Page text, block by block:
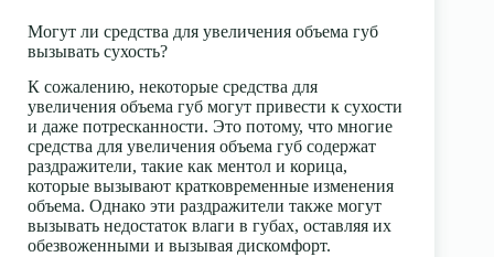
Могут ли средства для увеличения объема губ
вызывать сухость?
К сожалению, некоторые средства для
увеличения объема губ могут привести к сухости
и даже потресканности. Это потому, что многие
средства для увеличения объема губ содержат
раздражители, такие как ментол и корица,
которые вызывают кратковременные изменения
объема. Однако эти раздражители также могут
вызывать недостаток влаги в губах, оставляя их
обезвоженными и вызывая дискомфорт.